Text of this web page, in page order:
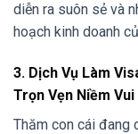
diễn ra suôn sẻ và
hoạch kinh doanh
3. Dịch Vụ Làm
Trọn Vẹn Niềm
Thăm con cái đang